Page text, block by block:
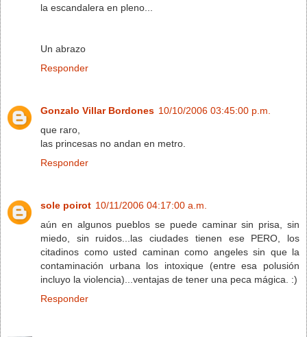
la escandalera en pleno...
Un abrazo
Responder
Gonzalo Villar Bordones 10/10/2006 03:45:00 p.m.
que raro,
las princesas no andan en metro.
Responder
sole poirot 10/11/2006 04:17:00 a.m.
aún en algunos pueblos se puede caminar sin prisa, sin
miedo, sin ruidos...las ciudades tienen ese PERO, los
citadinos como usted caminan como angeles sin que la
contaminación urbana los intoxique (entre esa polusión
incluyo la violencia)...ventajas de tener una peca mágica. :)
Responder